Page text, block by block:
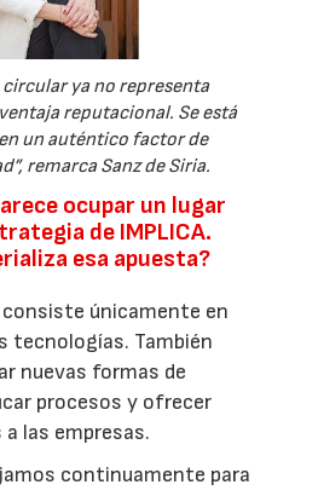
circular ya no representa
reputacional. Se está
un auténtico factor de
remarca Sanz de Siria.
ocupar un lugar
de IMPLICA.
esa apuesta?
únicamente en
tecnologías. También
nuevas formas de
procesos y ofrecer
las empresas.
continuamente para